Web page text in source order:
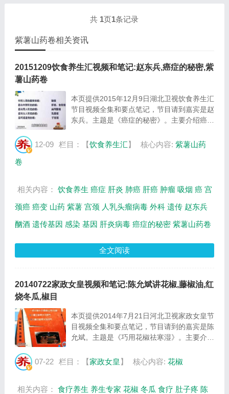
出的淋巴癌，图片尺寸390x378像素，格式是JPG...
共 1页1条记录
紫薯山药卷相关资讯
20151209饮食养生汇视频和笔记:赵东兵,癌症的秘密,紫
薯山药卷
本页提供2015年12月9日湖北卫视饮食养生汇
节目视频全集和要点笔记，节目请到嘉宾是赵
东兵。主题是《癌症的秘密》。主要介绍癌症
百年养生网饮食养生汇栏目提供视频全集的在
12-09 栏目：【饮食养生汇】 核心内容: 紫薯山药
卷
相关内容： 饮食养生 癌症 肝炎 肺癌 肝癌 肿瘤 吸烟 癌 宫
颈癌 癌变 山药 紫薯 宫颈 人乳头瘤病毒 外科 遗传 赵东兵
酗酒 遗传基因 感染 基因 肝炎病毒 癌症的秘密 紫薯山药卷
全文阅读
20140722家政女皇视频和笔记:陈允斌讲花椒,藤椒油,红
烧冬瓜,椒目
本页提供2014年7月21日河北卫视家政女皇节
目视频全集和要点笔记，节目请到的嘉宾是陈
允斌。主题是《巧用花椒祛寒湿》。主要介绍
茶，藤椒油的制作方法，红烧冬瓜的制作方法
07-22 栏目：【家政女皇 】 核心内容: 花椒
相关内容： 食疗养生 养生专家 花椒 冬瓜 食疗 肚子疼 陈